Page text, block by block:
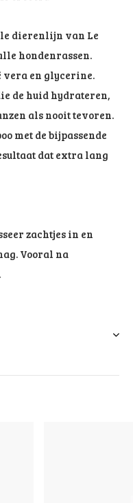
dierenlijn van Le
hondenrassen.
vera en glycerine.
de huid hydrateren,
als nooit tevoren.
met de bijpassende
dat extra lang
zachtjes in en
Vooral na